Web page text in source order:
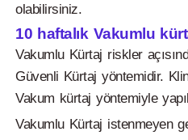
olabilirsiniz.
10 haftalık Vakumlu
Vakumlu Kürtaj riskler
Güvenli Kürtaj yöntemidir.
Vakum kürtaj yöntemiyle
Vakumlu Kürtaj istenmeyen